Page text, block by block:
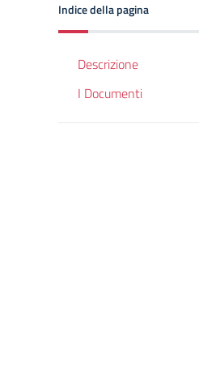
Indice della pagina
Descrizione
I Documenti